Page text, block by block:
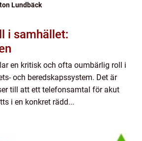
Lundbäck
i samhället:
en kritisk och ofta oumbärlig roll i
och beredskapssystem. Det är
till att ett telefonsamtal för akut
i en konkret rädd...